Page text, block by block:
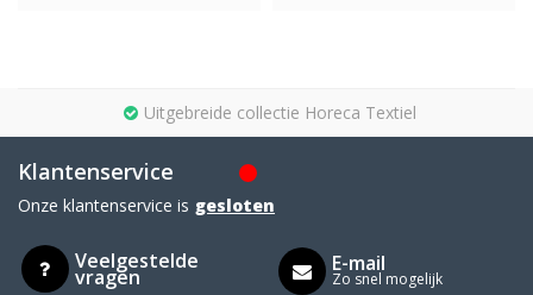
Uitgebreide collectie Horeca Textiel
Klantenservice
Onze klantenservice is gesloten
Veelgestelde
vragen
E-mail
Zo snel mogelijk